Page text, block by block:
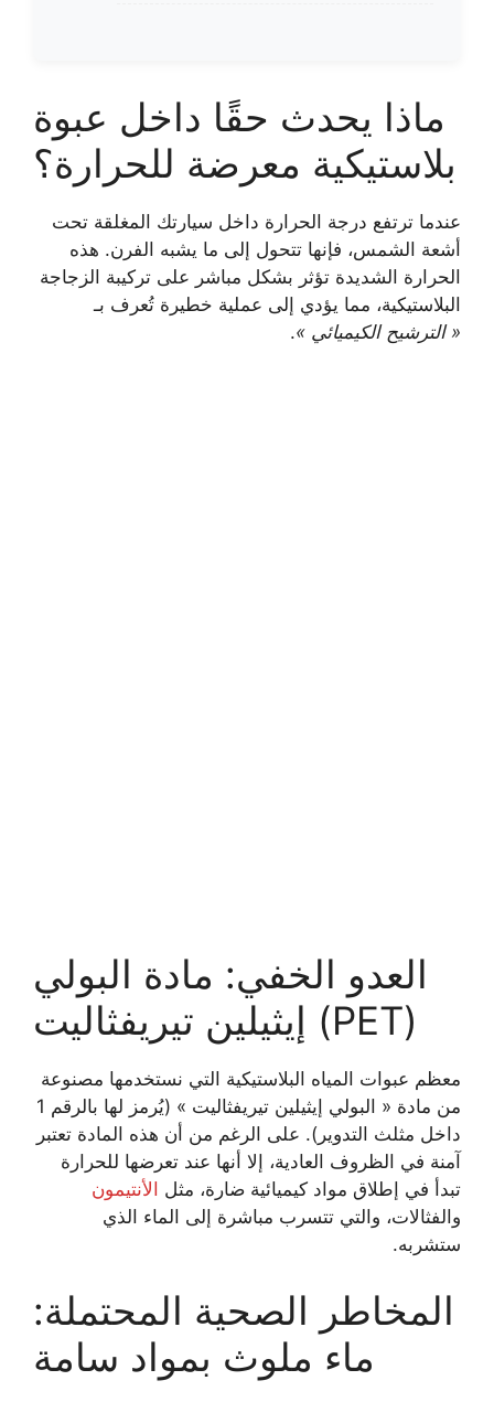
ماذا يحدث حقًا داخل عبوة
بلاستيكية معرضة للحرارة؟
عندما ترتفع درجة الحرارة داخل سيارتك المغلقة تحت
أشعة الشمس، فإنها تتحول إلى ما يشبه الفرن. هذه
الحرارة الشديدة تؤثر بشكل مباشر على تركيبة الزجاجة
البلاستيكية، مما يؤدي إلى عملية خطيرة تُعرف بـ
« الترشيح الكيميائي ».
العدو الخفي: مادة البولي
إيثيلين تيريفثاليت (PET)
معظم عبوات المياه البلاستيكية التي نستخدمها مصنوعة
من مادة « البولي إيثيلين تيريفثاليت » (يُرمز لها بالرقم 1
داخل مثلث التدوير). على الرغم من أن هذه المادة تعتبر
آمنة في الظروف العادية، إلا أنها عند تعرضها للحرارة
تبدأ في إطلاق مواد كيميائية ضارة، مثل
الأنتيمون
والفثالات، والتي تتسرب مباشرة إلى الماء الذي
ستشربه.
المخاطر الصحية المحتملة:
ماء ملوث بمواد سامة